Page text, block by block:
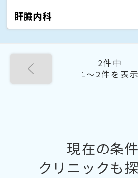
肝臓内科
2件中
1〜2件を表示
現在の条
クリニックも